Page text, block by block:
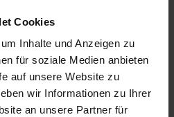
Cookies
Inhalte und Anzeigen zu
für soziale Medien anbieten
auf unsere Website zu
wir Informationen zu Ihrer
an unsere Partner für
in Deutschland. Doch warum
Lactose? Wie gesund sind die
schneiden diese im Vergleich ab?